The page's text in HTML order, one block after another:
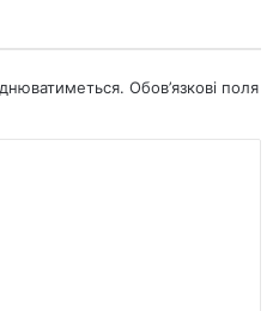
Обов’язкові поля